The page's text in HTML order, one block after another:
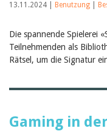
13.11.2024 | Benutzung
Die spannende Spielerei
Teilnehmenden als
Rätsel, um die Signatur
Gaming in